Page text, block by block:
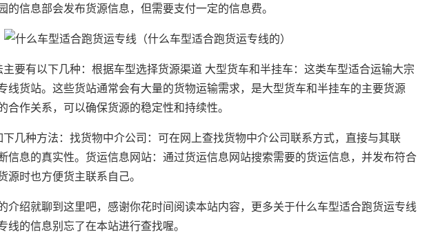
的信息部会发布货源信息，但需要支付一定的信息费。
要有以下几种：根据车型选择货源渠道 大型货车和半挂车：这类车型适合运输大宗
线货站。这些货站通常会有大量的货物运输需求，是大型货车和半挂车的主要货源
合作关系，可以确保货源的稳定性和持续性。
几种方法：找货物中介公司：可在网上查找货物中介公司联系方式，直接与其联
信息的真实性。货运信息网站：通过货运信息网站搜索需要的货运信息，并发布符合
时也方便货主联系自己。
介绍就聊到这里吧，感谢你花时间阅读本站内容，更多关于什么车型适合跑货运专线
线的信息别忘了在本站进行查找喔。